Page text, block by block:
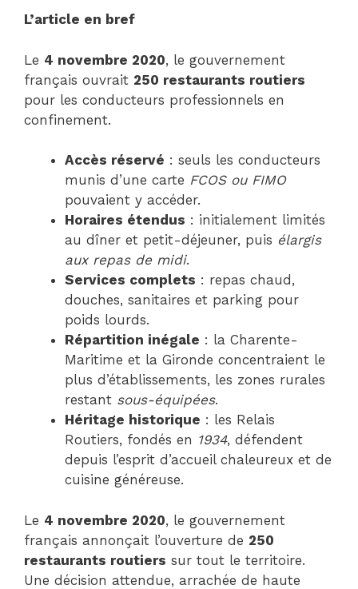
L’article en bref
Le 4 novembre 2020, le gouvernement
français ouvrait 250 restaurants routiers
pour les conducteurs professionnels en
confinement.
Accès réservé : seuls les conducteurs
munis d’une carte FCOS ou FIMO
pouvaient y accéder.
Horaires étendus : initialement limités
au dîner et petit-déjeuner, puis élargis
aux repas de midi.
Services complets : repas chaud,
douches, sanitaires et parking pour
poids lourds.
Répartition inégale : la Charente-
Maritime et la Gironde concentraient le
plus d’établissements, les zones rurales
restant sous-équipées.
Héritage historique : les Relais
Routiers, fondés en 1934, défendent
depuis l’esprit d’accueil chaleureux et de
cuisine généreuse.
Le 4 novembre 2020, le gouvernement
français annonçait l’ouverture de 250
restaurants routiers sur tout le territoire.
Une décision attendue, arrachée de haute